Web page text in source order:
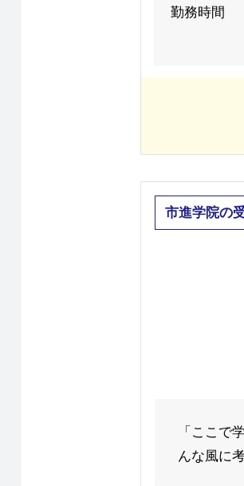
勤務時間
市進学院の
「ここで
んな風に